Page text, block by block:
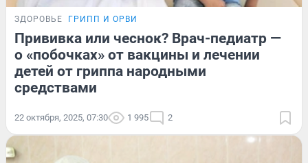
ЗДОРОВЬЕ ГРИПП И ОРВИ
Прививка или чеснок? Врач-педиатр —
о «побочках» от вакцины и лечении
детей от гриппа народными
средствами
22 октября, 2025, 07:30 1 995 2